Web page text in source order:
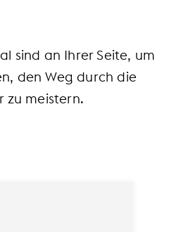
sind an Ihrer Seite, um
den Weg durch die
zu meistern.